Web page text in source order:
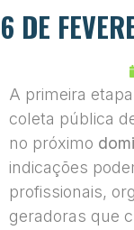
6 DE
A primeira
coleta pública
no próximo
indicações
profissionais,
geradoras que